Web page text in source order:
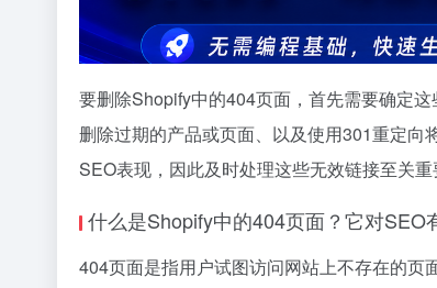
要删除Shopify中的404页面，首先需要确定
删除过期的产品或页面、以及使用301重定
SEO表现，因此及时处理这些无效链接至关
什么是Shopify中的404页面？它对SEO
404页面是指用户试图访问网站上不存在的页